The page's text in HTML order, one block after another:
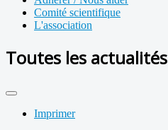
Comité scientifique
L'association
Toutes les actualités
Imprimer